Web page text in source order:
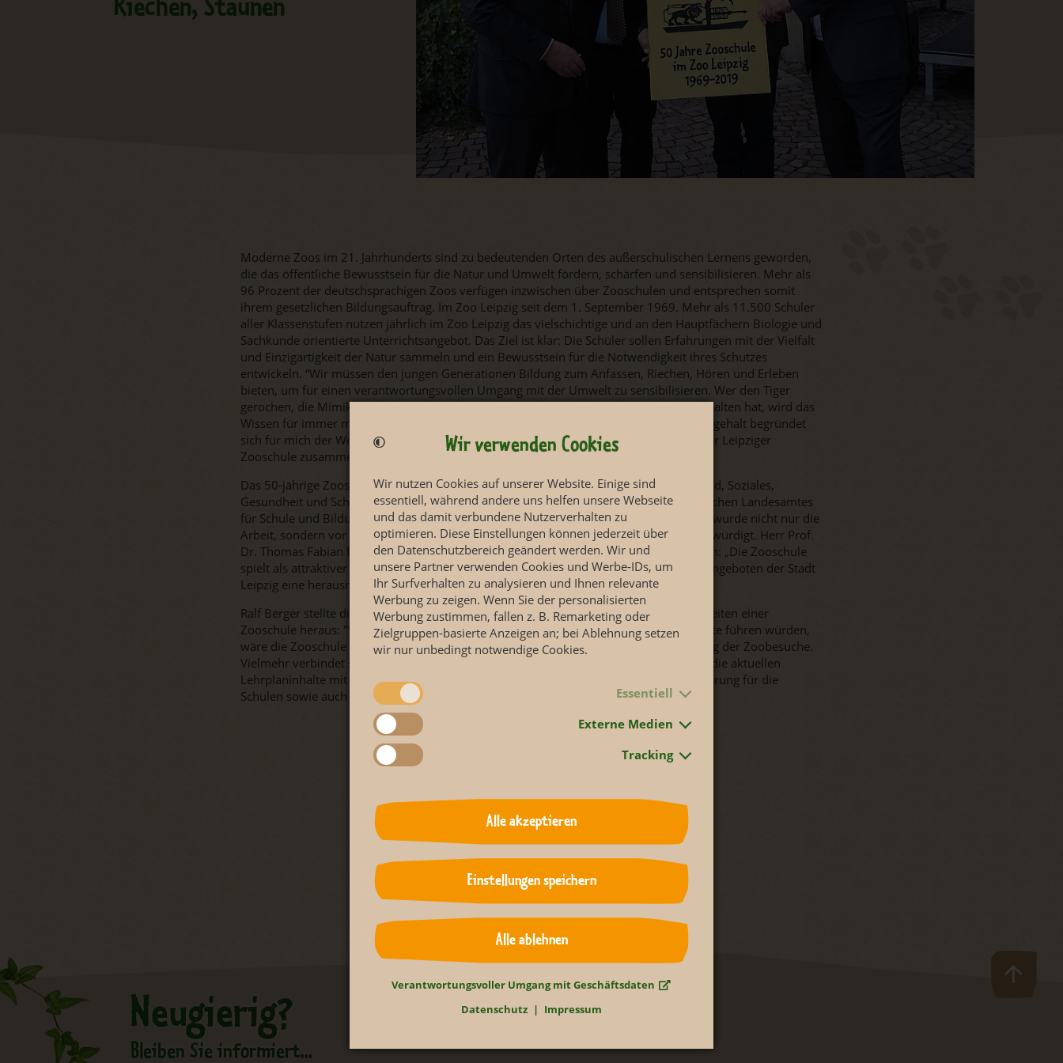
Riechen, Staunen
Moderne Zoos im 21. Jahrhunderts sind zu bedeutenden Orten des außerschulischen Lernens geworden,
die das öffentliche Bewusstsein für die Natur und Umwelt fördern, schärfen und sensibilisieren. Mehr als
96 Prozent der deutschsprachigen Zoos verfügen inzwischen über Zooschulen und entsprechen somit
ihrem gesetzlichen Bildungsauftrag. Im Zoo Leipzig seit dem 1. September 1969. Mehr als 11.500 Schüler
aller Klassenstufen nutzen jährlich im Zoo Leipzig das vielschichtige und an den Hauptfächern Biologie und
Sachkunde orientierte Unterrichtsangebot. Das Ziel ist klar: Die Schüler sollen Erfahrungen mit der Vielfalt
und Einzigartigkeit der Natur sammeln und ein Bewusstsein für die Notwendigkeit ihres Schutzes
entwickeln. “Wir müssen den jungen Generationen Bildung zum Anfassen, Riechen, Hören und Erleben
bieten, um für einen verantwortungsvollen Umgang mit der Umwelt zu sensibilisieren. Wer den Tiger
gerochen, die Mimik der Schimpansen entschlüsselt oder den Zahn eines Elefanten gehalten hat, wird das
Wissen für immer mit sich tragen. Insbesondere in der Anschaulichkeit und im Erlebnisgehalt begründet
sich für mich der Wert einer Zooschule“, fasst Zoodirektor Jörg Junhold das Anliegen der Leipziger
Zooschule zusammen.
Das 50-jährige Zooschuljubiläum wurde heute im Beisein des Bürgermeisters für Jugend, Soziales,
Gesundheit und Schule, Herr Prof. Dr. Thomas Fabian und des Präsidenten des Sächsischen Landesamtes
für Schule und Bildung, Herr Ralf Berger, feierlich begangen. Im Rahmen des Festaktes wurde nicht nur die
Arbeit, sondern vor allem auch die Bedeutung der Bildungseinrichtung angemessen gewürdigt. Herr Prof.
Dr. Thomas Fabian fasst die Wichtigkeit der Zooschule für die Stadt wie folgt zusammen: „Die Zooschule
spielt als attraktiver und lebendiger Lernort neben den zahlreichen außerschulischen Angeboten der Stadt
Leipzig eine herausragende Rolle.“
Ralf Berger stellte die Synergie zwischen dem Lehrplan und den vertiefenden Möglichkeiten einer
Zooschule heraus: "Wenn wir ein Ranking über ausgezeichnete außerschulische Lernorte führen würden,
wäre die Zooschule im Spitzenfeld. Sie ist für Kinder nicht nur eine einfache Erweiterung der Zoobesuche.
Vielmehr verbindet sie mit ihren speziell für Kinder konzipierten Programmangeboten die aktuellen
Lehrplaninhalte mit den Möglichkeiten dieses wunderbaren Zoos. Das ist eine Bereicherung für die
Schulen sowie auch gelebte Nachhaltigkeit in der Bildung."
Zurück
Neugierig?
Bleiben Sie informiert...
Wir verwenden Cookies
Wir nutzen Cookies auf unserer Website. Einige sind
essentiell, während andere uns helfen unsere Webseite
und das damit verbundene Nutzerverhalten zu
optimieren. Diese Einstellungen können jederzeit über
den Datenschutzbereich geändert werden. Wir und
unsere Partner verwenden Cookies und Werbe-IDs, um
Ihr Surfverhalten zu analysieren und Ihnen relevante
Werbung zu zeigen. Wenn Sie der personalisierten
Werbung zustimmen, fallen z. B. Remarketing oder
Zielgruppen-basierte Anzeigen an; bei Ablehnung setzen
wir nur unbedingt notwendige Cookies.
Essentiell
Externe Medien
Tracking
Alle akzeptieren
Einstellungen speichern
Alle ablehnen
Verantwortungsvoller Umgang mit Geschäftsdaten
Datenschutz
Impressum